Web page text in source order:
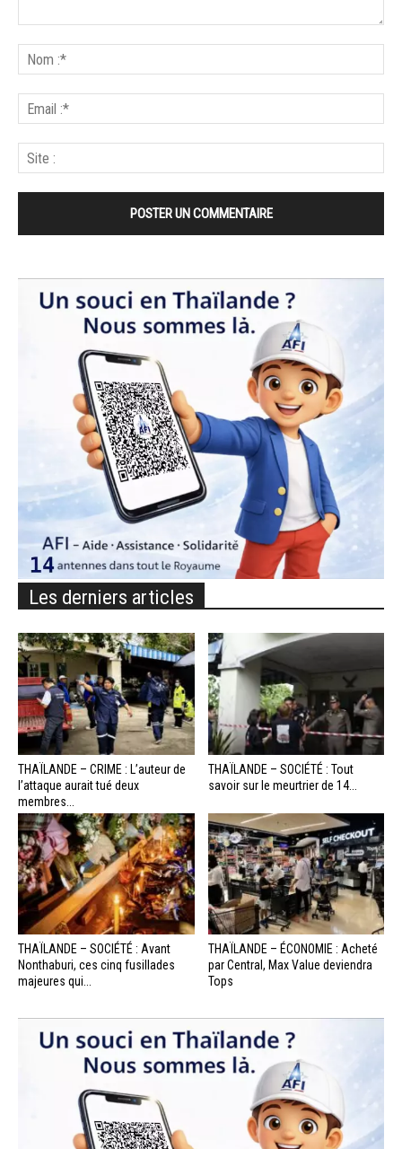
Les derniers articles
THAÏLANDE – CRIME : L’auteur de
l’attaque aurait tué deux
membres...
THAÏLANDE – SOCIÉTÉ : Tout
savoir sur le meurtrier de 14...
THAÏLANDE – SOCIÉTÉ : Avant
Nonthaburi, ces cinq fusillades
majeures qui...
THAÏLANDE – ÉCONOMIE : Acheté
par Central, Max Value deviendra
Tops